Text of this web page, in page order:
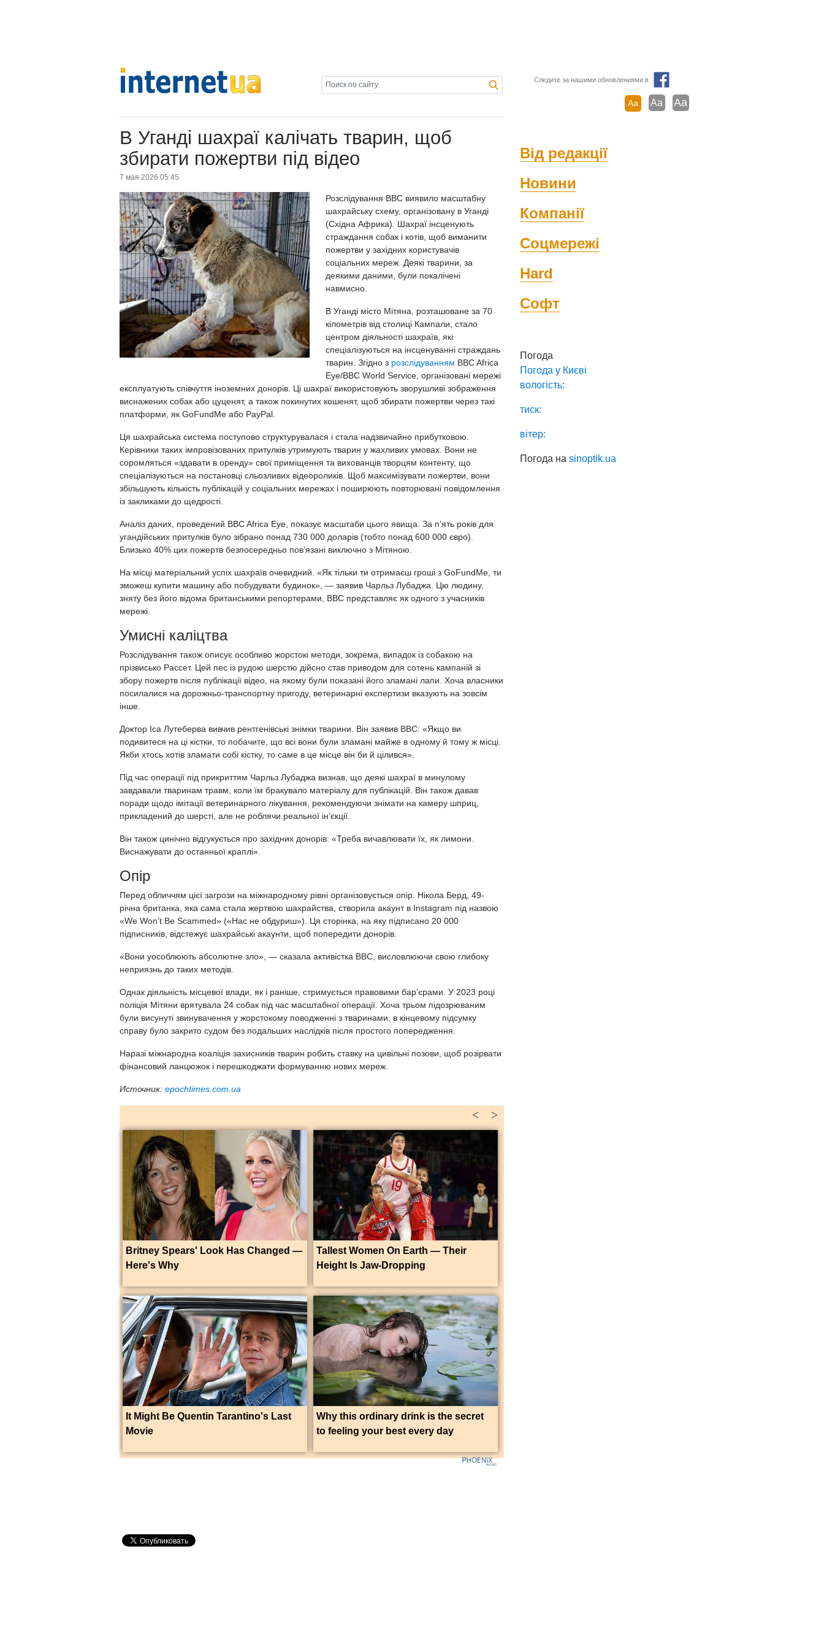
Следите за нашими обновлениями в
Aa Aa Aa
В Уганді шахраї калічать тварин, щоб
збирати пожертви під відео
7 мая 2026 05:45
Розслідування BBC виявило масштабну
шахрайську схему, організовану в Уганді
(Східна Африка). Шахраї інсценують
страждання собак і котів, щоб виманити
пожертви у західних користувачів
соціальних мереж. Деякі тварини, за
деякими даними, були покалічені
навмисно.
В Уганді місто Мітяна, розташоване за 70
кілометрів від столиці Кампали, стало
центром діяльності шахраїв, які
спеціалізуються на інсценуванні страждань
тварин. Згідно з розслідуванням BBC Africa
Eye/BBC World Service, організовані мережі
експлуатують співчуття іноземних донорів. Ці шахраї використовують зворушливі зображення
виснажених собак або цуценят, а також покинутих кошенят, щоб збирати пожертви через такі
платформи, як GoFundMe або PayPal.
Ця шахрайська система поступово структурувалася і стала надзвичайно прибутковою.
Керівники таких імпровізованих притулків утримують тварин у жахливих умовах. Вони не
соромляться «здавати в оренду» свої приміщення та вихованців творцям контенту, що
спеціалізуються на постановці сльозливих відеороликів. Щоб максимізувати пожертви, вони
збільшують кількість публікацій у соціальних мережах і поширюють повторювані повідомлення
із закликами до щедрості.
Аналіз даних, проведений BBC Africa Eye, показує масштаби цього явища. За п’ять років для
угандійських притулків було зібрано понад 730 000 доларів (тобто понад 600 000 євро).
Близько 40% цих пожертв безпосередньо пов’язані виключно з Мітяною.
На місці матеріальний успіх шахраїв очевидний. «Як тільки ти отримаєш гроші з GoFundMe, ти
зможеш купити машину або побудувати будинок», — заявив Чарльз Лубаджа. Цю людину,
зняту без його відома британськими репортерами, BBC представляє як одного з учасників
мережі.
Умисні каліцтва
Розслідування також описує особливо жорстокі методи, зокрема, випадок із собакою на
прізвисько Рассет. Цей пес із рудою шерстю дійсно став приводом для сотень кампаній зі
збору пожертв після публікації відео, на якому були показані його зламані лапи. Хоча власники
посилалися на дорожньо-транспортну пригоду, ветеринарні експертизи вказують на зовсім
інше.
Доктор Іса Лутеберва вивчив рентгенівські знімки тварини. Він заявив BBC: «Якщо ви
подивитеся на ці кістки, то побачите, що всі вони були зламані майже в одному й тому ж місці.
Якби хтось хотів зламати собі кістку, то саме в це місце він би й цілився».
Під час операції під прикриттям Чарльз Лубаджа визнав, що деякі шахраї в минулому
завдавали тваринам травм, коли їм бракувало матеріалу для публікацій. Він також давав
поради щодо імітації ветеринарного лікування, рекомендуючи знімати на камеру шприц,
прикладений до шерсті, але не роблячи реальної ін’єкції.
Він також цинічно відгукується про західних донорів: «Треба вичавлювати їх, як лимони.
Виснажувати до останньої краплі».
Опір
Перед обличчям цієї загрози на міжнародному рівні організовується опір. Нікола Берд, 49-
річна британка, яка сама стала жертвою шахрайства, створила акаунт в Instagram під назвою
«We Won’t Be Scammed» («Нас не обдуриш»). Ця сторінка, на яку підписано 20 000
підписників, відстежує шахрайські акаунти, щоб попередити донорів.
«Вони уособлюють абсолютне зло», — сказала активістка BBC, висловлюючи свою глибоку
неприязнь до таких методів.
Однак діяльність місцевої влади, як і раніше, стримується правовими бар’єрами. У 2023 році
поліція Мітяни врятувала 24 собак під час масштабної операції. Хоча трьом підозрюваним
були висунуті звинувачення у жорстокому поводженні з тваринами, в кінцевому підсумку
справу було закрито судом без подальших наслідків після простого попередження.
Наразі міжнародна коаліція захисників тварин робить ставку на цивільні позови, щоб розірвати
фінансовий ланцюжок і перешкоджати формуванню нових мереж.
Источник: epochtimes.com.ua
>
<
Britney Spears' Look Has Changed —
Here's Why
Tallest Women On Earth — Their
Height Is Jaw-Dropping
It Might Be Quentin Tarantino's Last
Movie
Why this ordinary drink is the secret
to feeling your best every day
Від редакції
Новини
Компанії
Соцмережі
Hard
Софт
Погода
Погода у Києві
вологість:
тиск:
вітер:
Погода наsinoptik.ua